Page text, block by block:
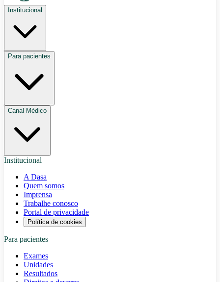
Institucional
Para pacientes
Canal Médico
Institucional
A Dasa
Quem somos
Imprensa
Trabalhe conosco
Portal de privacidade
Política de cookies
Para pacientes
Exames
Unidades
Resultados